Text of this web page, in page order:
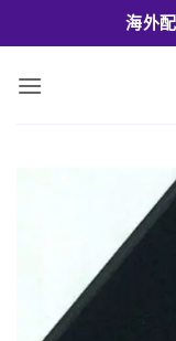
海外